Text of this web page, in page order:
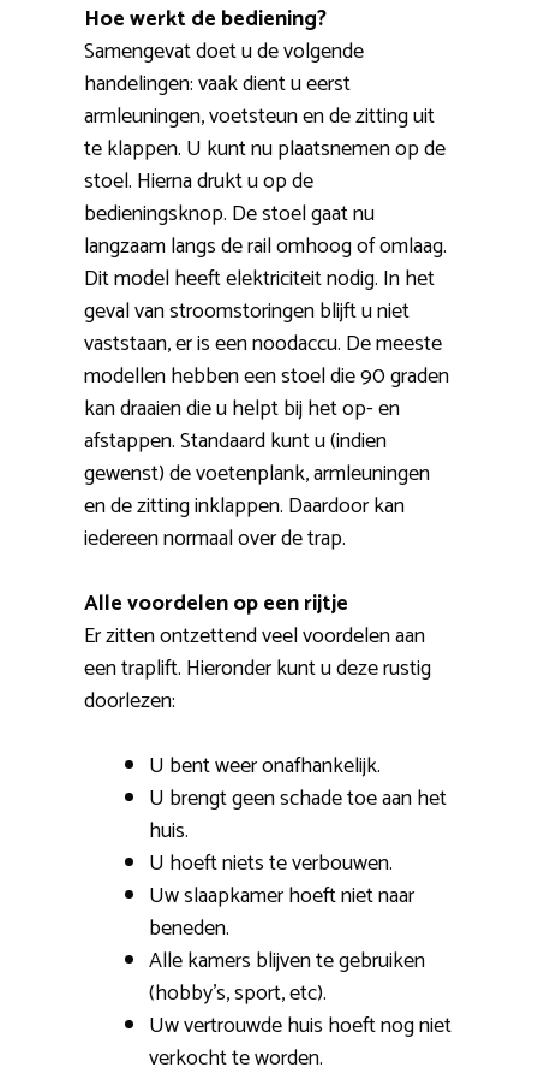
Hoe werkt de bediening?
Samengevat doet u de volgende
handelingen: vaak dient u eerst
armleuningen, voetsteun en de zitting uit
te klappen. U kunt nu plaatsnemen op de
stoel. Hierna drukt u op de
bedieningsknop. De stoel gaat nu
langzaam langs de rail omhoog of omlaag.
Dit model heeft elektriciteit nodig. In het
geval van stroomstoringen blijft u niet
vaststaan, er is een noodaccu. De meeste
modellen hebben een stoel die 90 graden
kan draaien die u helpt bij het op- en
afstappen. Standaard kunt u (indien
gewenst) de voetenplank, armleuningen
en de zitting inklappen. Daardoor kan
iedereen normaal over de trap.
Alle voordelen op een rijtje
Er zitten ontzettend veel voordelen aan
een traplift. Hieronder kunt u deze rustig
doorlezen:
U bent weer onafhankelijk.
U brengt geen schade toe aan het
huis.
U hoeft niets te verbouwen.
Uw slaapkamer hoeft niet naar
beneden.
Alle kamers blijven te gebruiken
(hobby’s, sport, etc).
Uw vertrouwde huis hoeft nog niet
verkocht te worden.